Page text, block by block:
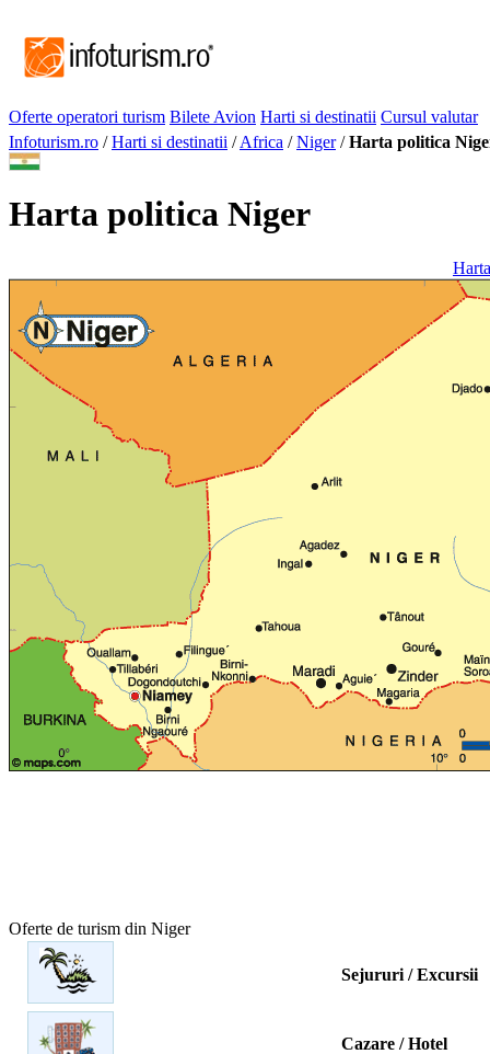
Oferte operatori turism Bilete Avion Harti si destinatii Cursul valutar
Infoturism.ro /Harti si destinatii /Africa /Niger/Harta politica
Harta politica Niger
Oferte de turism din Niger
Sejururi / Excursii
Cazare / Hotel